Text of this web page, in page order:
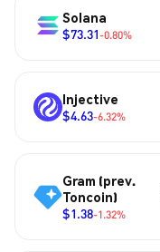
Solana
$73.31-0.80%
Injective
$4.63-6.32%
Gram (prev.
Toncoin)
$1.38-1.32%